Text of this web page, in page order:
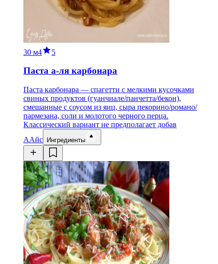
30 м4 5
Паста а-ля карбонара
Паста карбонара — спагетти с мелкими кусочками
свиных продуктов (гуанчиале/панчетта/бекон),
смешанные с соусом из яиц, сыра пекорино/романо/
пармезана, соли и молотого черного перца.
Классический вариант не предполагает добав
ААйс Ингредиенты